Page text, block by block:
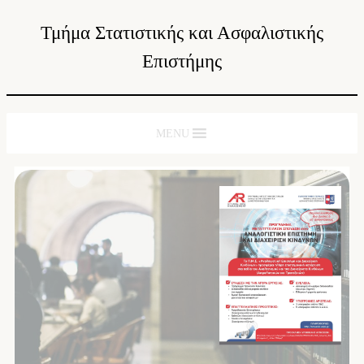
Τμήμα Στατιστικής και Ασφαλιστικής
Επιστήμης
MENU